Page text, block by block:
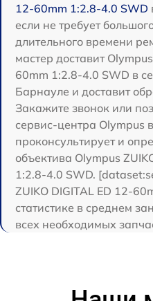
12-60mm 1:2.8-4.0 SWD
если не требует
длительного времени
мастер доставит
60mm 1:2.8-4.0 SWD в
Барнауле и доставит
Закажите звонок или
сервис-центра Olympus
проконсультирует и
объектива Olympus
1:2.8-4.0 SWD.
ZUIKO DIGITAL ED 12-
статистике в среднем
всех необходимых